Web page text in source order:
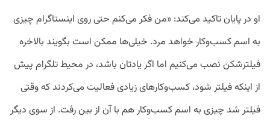
او در پایان تاکید می‌کند: «من فکر می‌کنم حتی روی اینستاگرام چیزی
به اسم کسب‌وکار خواهد مرد. خیلی‌ها ممکن است بگویند بالاخره
فیلترشکن نصب می‌کنیم اما اگر یادتان باشد، در محیط تلگرام پیش
از اینکه فیلتر شود، کسب‌وکارهای زیادی فعالیت می‌کردند که وقتی
فیلتر شد چیزی به اسم کسب‌وکار هم با آن از بین رفت. از سوی دیگر